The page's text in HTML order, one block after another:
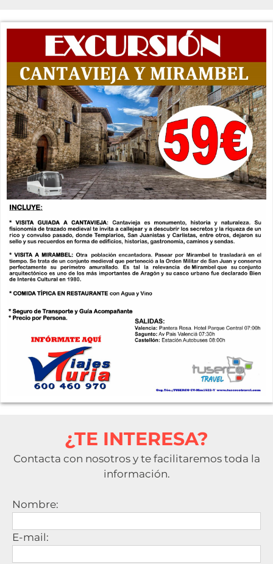
¿TE INTERESA?
Contacta con nosotros y te facilitaremos toda la
información.
Nombre:
E-mail: